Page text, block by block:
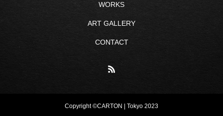
WORKS
ART GALLERY
CONTACT
Copyright ©CARTON | Tokyo 2023